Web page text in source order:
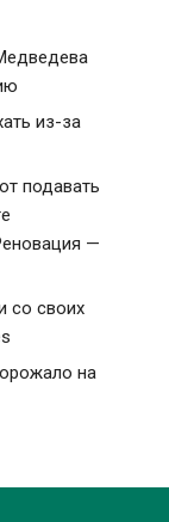
из-за
подавать
—
со своих
на